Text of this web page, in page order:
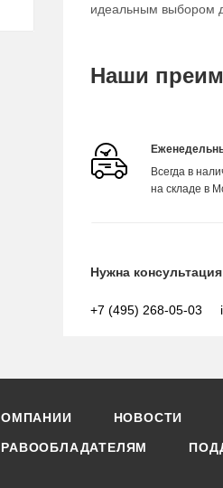
идеальным выбором
Наши
Всегда в
на складе в
Нужна
+7 (495) 268-05-03
НОВОСТИ